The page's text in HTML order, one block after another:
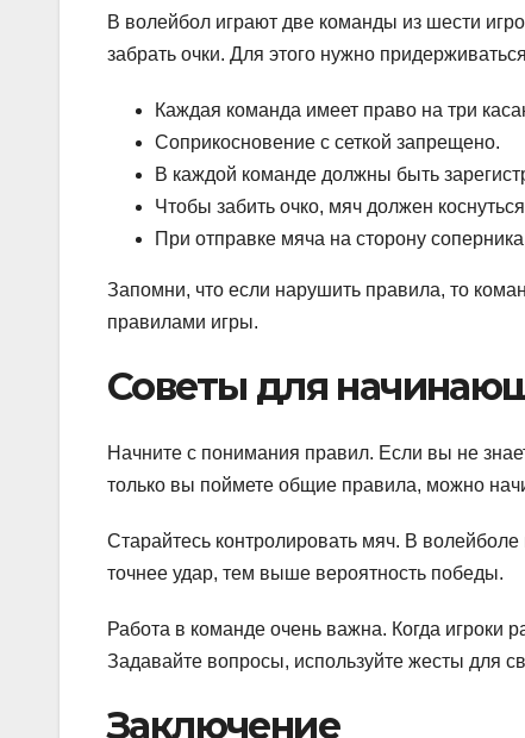
В волейбол играют две команды из шести
забрать очки. Для этого нужно
Каждая команда имеет право на три
Соприкосновение с сеткой запрещено.
В каждой команде должны быть
Чтобы забить очко, мяч должен
При отправке мяча на сторону
Запомни, что если нарушить правила, то
правилами игры.
Советы для
Начните с понимания правил. Если вы не
только вы поймете общие правила, можно
Старайтесь контролировать мяч. В
точнее удар, тем выше вероятность победы.
Работа в команде очень важна. Когда игроки
Задавайте вопросы, используйте жесты для
Заключение